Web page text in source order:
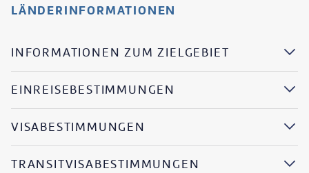
LÄNDERINFORMATIONEN
INFORMATIONEN ZUM ZIELGEBIET
EINREISEBESTIMMUNGEN
VISABESTIMMUNGEN
TRANSITVISABESTIMMUNGEN